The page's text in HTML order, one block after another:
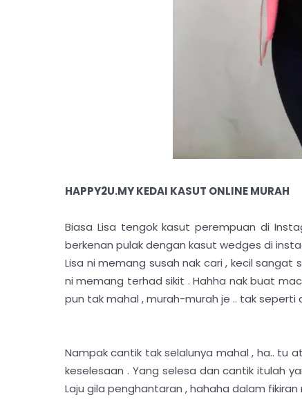
HAPPY2U.MY KEDAI KASUT ONLINE MURAH
Biasa Lisa tengok kasut perempuan di
berkenan pulak dengan kasut wedges di
Lisa ni memang susah nak cari , kecil
ni memang terhad sikit . Hahha nak buat
pun tak mahal , murah-murah je .. tak seperti
Nampak cantik tak selalunya mahal , ha.. tu
keselesaan . Yang selesa dan cantik itulah
Laju gila penghantaran , hahaha dalam